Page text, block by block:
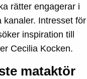
rätter engagerar i
kanaler. Intresset för
inspiration till
Cecilia Kocken.
mataktör